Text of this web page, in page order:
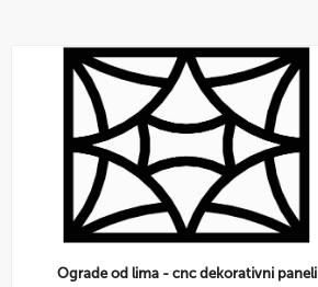
Ograde od lima - cnc dekorativni paneli